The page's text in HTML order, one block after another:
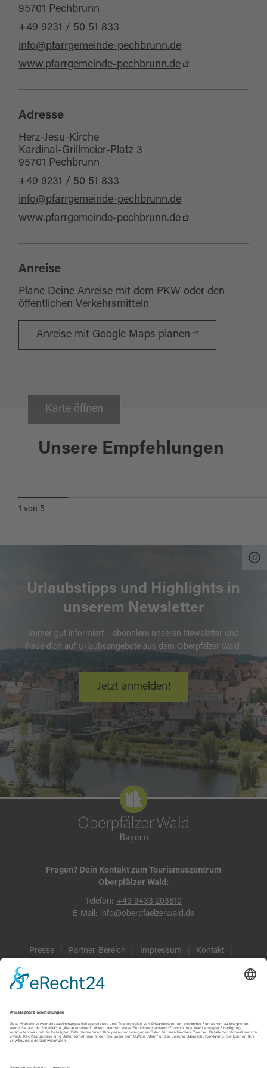
95701 Pechbrunn
+49 9231 / 50 51 833
info@pfarrgemeinde-pechbrunn.de
www.pfarrgemeinde-pechbrunn.de
Adresse
Herz-Jesu-Kirche
Kardinal-Grillmeier-Platz 3
95701 Pechbrunn
+49 9231 / 50 51 833
info@pfarrgemeinde-pechbrunn.de
www.pfarrgemeinde-pechbrunn.de
Anreise
Plane Deine Anreise mit dem PKW oder den
öffentlichen Verkehrsmitteln
Anreise mit Google Maps planen
Karte öffnen
Unsere Empfehlungen
Konnersreuth
1 von 5
Urlaubstipps und Highlights in
unserem Newsletter
Immer gut informiert – abonniere unseren Newsletter und
freue dich auf Urlaubsangebote aus dem Oberpfälzer Wald!
Jetzt anmelden!
Fragen? Dein Kontakt zum Tourismuszentrum
Oberpfälzer Wald:
Telefon: +49 9433 203810
E-Mail: info@oberpfaelzerwald.de
Presse Partner-Bereich Impressum Kontakt
Datenschutz